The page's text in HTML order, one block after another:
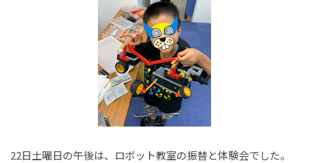
22日土曜日の午後は、ロボット教室の振替と体験会でした。